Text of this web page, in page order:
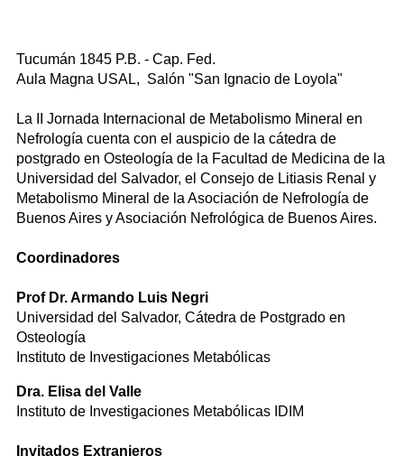
Tucumán 1845 P.B. - Cap. Fed.
Aula Magna USAL, Salón "San Ignacio de Loyola"
La II Jornada Internacional de Metabolismo Mineral en
Nefrología cuenta con el auspicio de la cátedra de
postgrado en Osteología de la Facultad de Medicina de la
Universidad del Salvador, el Consejo de Litiasis Renal y
Metabolismo Mineral de la Asociación de Nefrología de
Buenos Aires y Asociación Nefrológica de Buenos Aires.
Coordinadores
Prof Dr. Armando Luis Negri
Universidad del Salvador, Cátedra de Postgrado en
Osteología
Instituto de Investigaciones Metabólicas
Dra. Elisa del Valle
Instituto de Investigaciones Metabólicas IDIM
Invitados Extranjeros